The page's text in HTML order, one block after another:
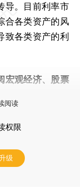
导。目前利率市
合各类资产的风
致各类资产的利
宏观经济、股票
阅读
权限
级